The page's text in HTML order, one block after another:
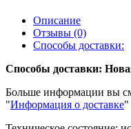
Описание
Отзывы (0)
Способы доставки:
Способы доставки:
Больше информации вы
"Информация о доставке"